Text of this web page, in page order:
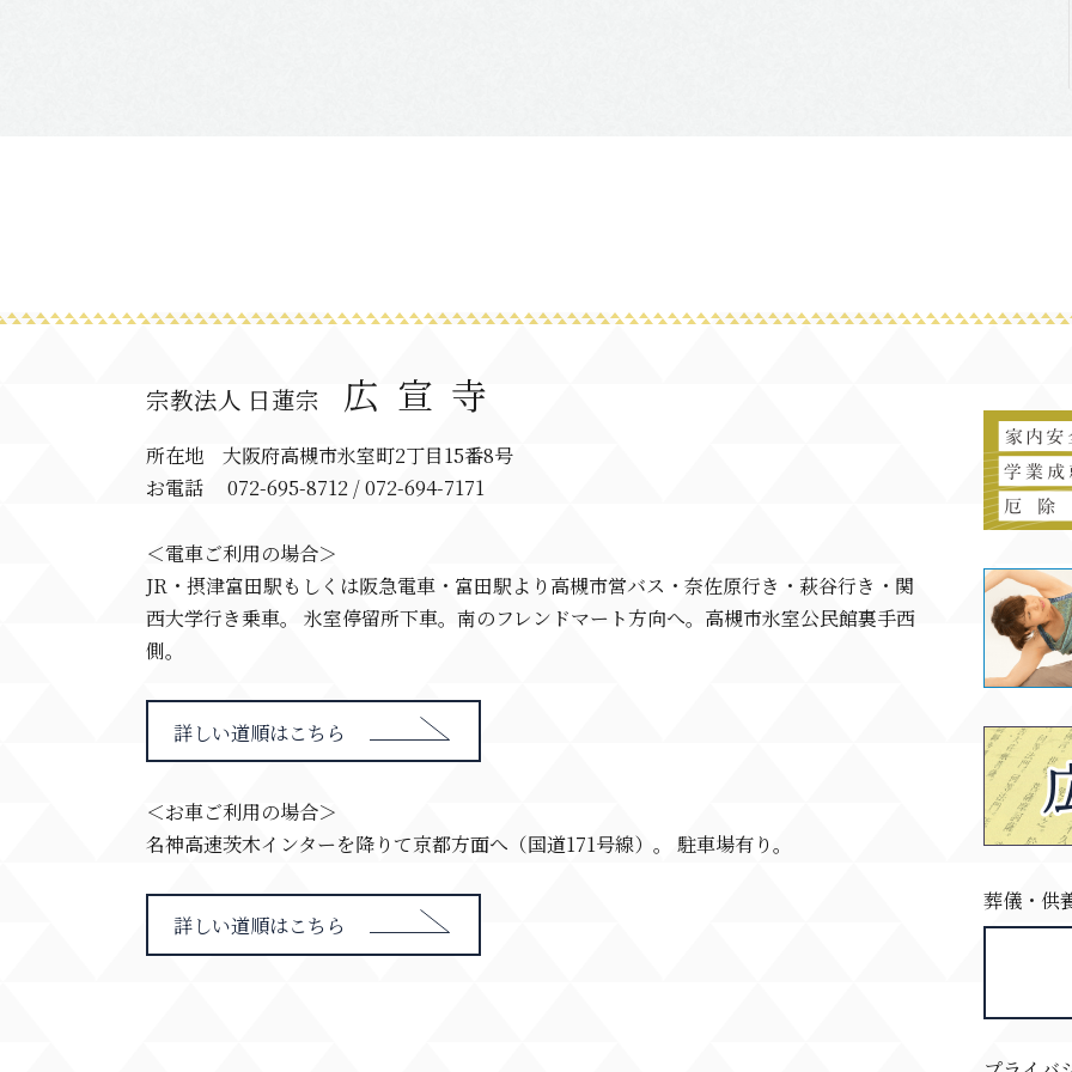
宗教法人 日蓮宗 広宣寺
所在地 大阪府高槻市氷室町2丁目15番8号
お電話 072-695-8712 / 072-694-7171
＜電車ご利用の場合＞
JR・摂津富田駅もしくは阪急電車・富田駅より高槻市営バス・奈佐原行き・萩谷行き・関
西大学行き乗車。 氷室停留所下車。南のフレンドマート方向へ。高槻市氷室公民館裏手西
側。
詳しい道順はこちら
＜お車ご利用の場合＞
名神高速茨木インターを降りて京都方面へ（国道171号線）。 駐車場有り。
詳しい道順はこちら
葬儀・供